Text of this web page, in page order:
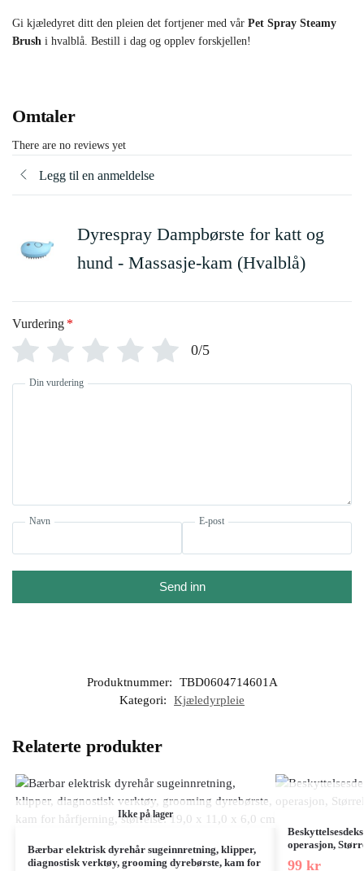
Gi kjæledyret ditt den pleien det fortjener med vår Pet Spray Steamy
Brush i hvalblå. Bestill i dag og opplev forskjellen!
Omtaler
There are no reviews yet
Legg til en anmeldelse
Dyrespray Dampbørste for katt og
hund - Massasje-kam (Hvalblå)
Vurdering *
0/5
Din vurdering
Navn E-post
Send inn
Produktnummer:
TBD0604714601A
Kategori:
Kjæledyrpleie
Relaterte produkter
Ikke på lager
Bærbar elektrisk dyrehår sugeinnretning, klipper,
diagnostisk verktøy, grooming dyrebørste, kam for
operasjon,
99 kr